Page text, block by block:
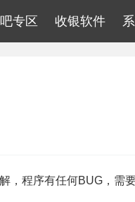
专区 收银软件
，程序有任何BUG，需